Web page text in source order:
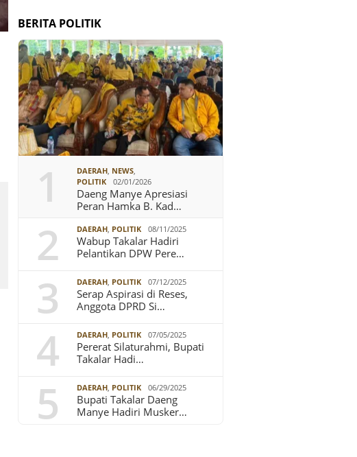
BERITA POLITIK
1 DAERAH, NEWS,
POLITIK
02/01/2026
Daeng Manye Apresiasi
Peran Hamka B. Kad…
2 DAERAH, POLITIK 08/11/2025
Wabup Takalar Hadiri
Pelantikan DPW Pere…
3 DAERAH, POLITIK 07/12/2025
Serap Aspirasi di Reses,
Anggota DPRD Si…
4 DAERAH, POLITIK 07/05/2025
Pererat Silaturahmi, Bupati
Takalar Hadi…
5 DAERAH, POLITIK 06/29/2025
Bupati Takalar Daeng
Manye Hadiri Musker…